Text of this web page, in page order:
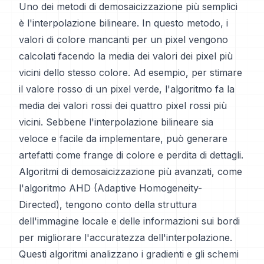
Uno dei metodi di demosaicizzazione più semplici
è l'interpolazione bilineare. In questo metodo, i
valori di colore mancanti per un pixel vengono
calcolati facendo la media dei valori dei pixel più
vicini dello stesso colore. Ad esempio, per stimare
il valore rosso di un pixel verde, l'algoritmo fa la
media dei valori rossi dei quattro pixel rossi più
vicini. Sebbene l'interpolazione bilineare sia
veloce e facile da implementare, può generare
artefatti come frange di colore e perdita di dettagli.
Algoritmi di demosaicizzazione più avanzati, come
l'algoritmo AHD (Adaptive Homogeneity-
Directed), tengono conto della struttura
dell'immagine locale e delle informazioni sui bordi
per migliorare l'accuratezza dell'interpolazione.
Questi algoritmi analizzano i gradienti e gli schemi